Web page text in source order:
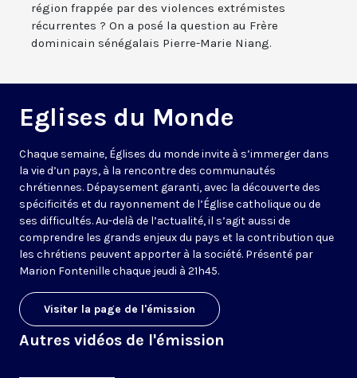
région frappée par des violences extrémistes
récurrentes ? On a posé la question au Frère
dominicain sénégalais Pierre-Marie Niang.
Eglises du Monde
Chaque semaine, Églises du monde invite à s’immerger dans
la vie d’un pays, à la rencontre des communautés
chrétiennes. Dépaysement garanti, avec la découverte des
spécificités et du rayonnement de l’Église catholique ou de
ses difficultés. Au-delà de l’actualité, il s’agit aussi de
comprendre les grands enjeux du pays et la contribution que
les chrétiens peuvent apporter à la société. Présenté par
Marion Fontenille chaque jeudi à 21h45.
Visiter la page de l'émission
Autres vidéos de l'émission